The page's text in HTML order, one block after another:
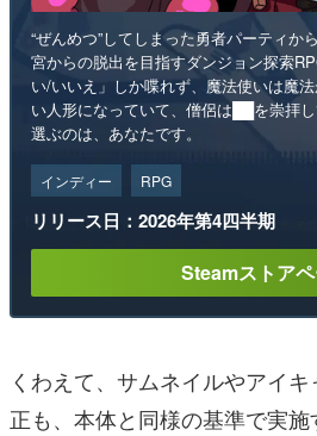
“ぜんめつ”してしまった勇者パーティか
宮からの脱出を目指すダンジョン探索
い/いいえ」しか喋れず、魔法使いは魔
い人形になっていて、僧侶は██を崇拝
選ぶのは、あなたです。
インディー RPG
リリース日：2026年第4四半期
Steamストア
くわえて、サムネイルやアイ
正も、本体と同様の基準で実施